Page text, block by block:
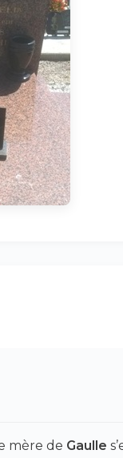
mère de Gaulle